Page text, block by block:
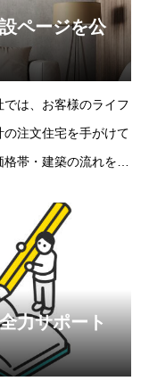
ページを公
は、お客様のライフ
注文住宅を手がけて
帯・建築の流れをま
ご
力サポート